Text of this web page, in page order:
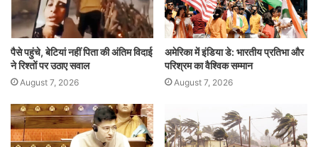
पैसे पहुंचे, बेटियां नहीं पिता की अंतिम विदाई
ने रिश्तों पर उठाए सवाल
August 7, 2026
अमेरिका में इंडिया डे: भारतीय प्रतिभा और
परिश्रम का वैश्विक सम्मान
August 7, 2026